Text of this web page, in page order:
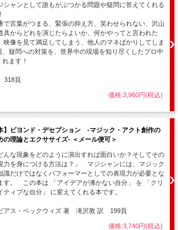
シャンとして誰もがぶつかる問題や疑問に答えてくれる
で言葉がつまる、緊張の抑え方、笑わせられない、沢山
具からどれを演じたらよいか、何かやってと言われた
映像を見て満足してしまう、他人のマネばかりしてしま
、疑問への対策を、世界中の現場を知り尽くしたプロ中
ます！
318頁
価格:3,960円(税込)
】ビヨンド・デセプション -マジック・アクト創作の
の理論とエクササイズ- ＜メール便可＞
んな現象をどのように演出すれば面白いか？そしてその
力を身につける方法は？」 マジシャンには、マジック
識だけではなくパフォーマーとしての表現力が必要とな
す。 この本は 「アイデアが沸かない自分」 を 「クリ
ティブな自分」 に変えてくれる本です。
アス・ベックウィズ 著 滝沢敦 訳 199頁
価格:3,740円(税込)